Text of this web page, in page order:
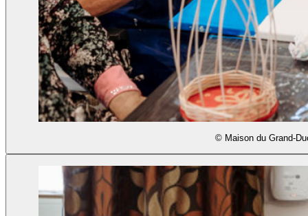
© Maison du Grand-